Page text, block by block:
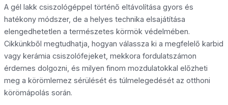
A gél lakk csiszológéppel történő eltávolítása gyors és
hatékony módszer, de a helyes technika elsajátítása
elengedhetetlen a természetes körmök védelmében.
Cikkünkből megtudhatja, hogyan válassza ki a megfelelő karbid
vagy kerámia csiszolófejeket, mekkora fordulatszámon
érdemes dolgozni, és milyen finom mozdulatokkal előzheti
meg a körömlemez sérülését és túlmelegedését az otthoni
körömápolás során.